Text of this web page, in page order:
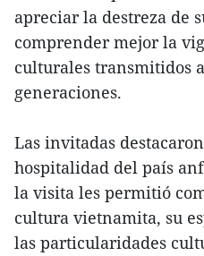
apreciar la destreza de
comprender mejor la
culturales transmitidos
generaciones.
Las invitadas
hospitalidad del país
la visita les permitió
cultura vietnamita, su
las particularidades